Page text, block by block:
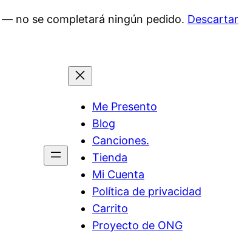
no se completará ningún pedido. Descartar
Me Presento
Blog
Canciones.
Tienda
Mi Cuenta
Política de privacidad
Carrito
Proyecto de ONG